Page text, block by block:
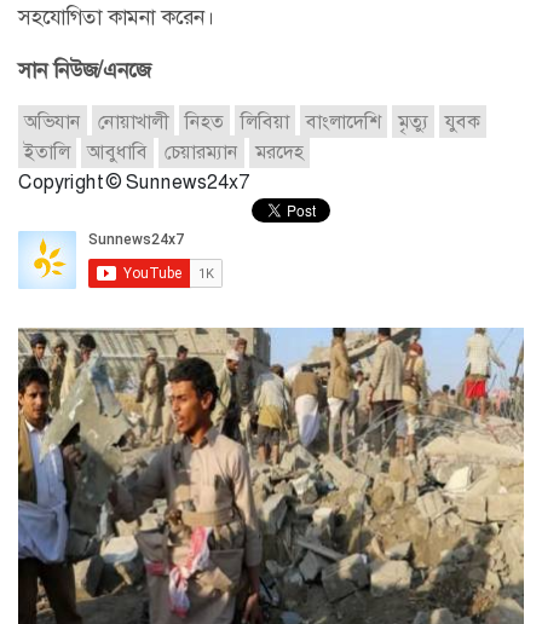
সহযোগিতা কামনা করেন।
সান নিউজ/এনজে
অভিযান নোয়াখালী নিহত লিবিয়া বাংলাদেশি মৃত্যু
যুবক
ইতালি
আবুধাবি চেয়ারম্যান
মরদেহ
Copyright © Sunnews24x7